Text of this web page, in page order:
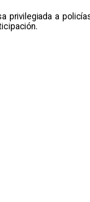
privilegiada a